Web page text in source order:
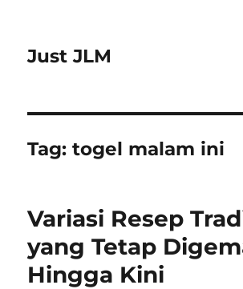
Just JLM
Tag:togel malam ini
Variasi Resep
yang Tetap
Hingga Kini